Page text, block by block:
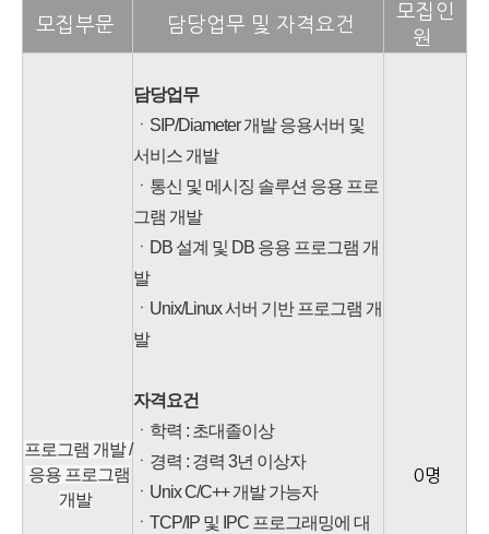
모집부문 담당업무 및 자격요건
모집인
원
프로그램 개발 /
응용 프로그램
개발
담당업무
ㆍSIP/Diameter 개발 응용서버 및
서비스 개발
ㆍ통신 및 메시징 솔루션 응용 프로
그램 개발
ㆍDB 설계 및 DB 응용 프로그램 개
발
ㆍUnix/Linux 서버 기반 프로그램 개
발
자격요건
ㆍ학력 : 초대졸이상
ㆍ경력 : 경력 3년 이상자
ㆍUnix C/C++ 개발 가능자
ㆍTCP/IP 및 IPC 프로그래밍에 대
0명